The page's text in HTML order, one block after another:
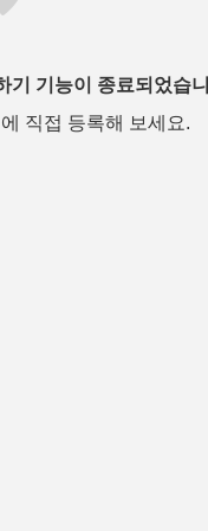
기 기능이 종료되었습
직접 등록해 보세요.